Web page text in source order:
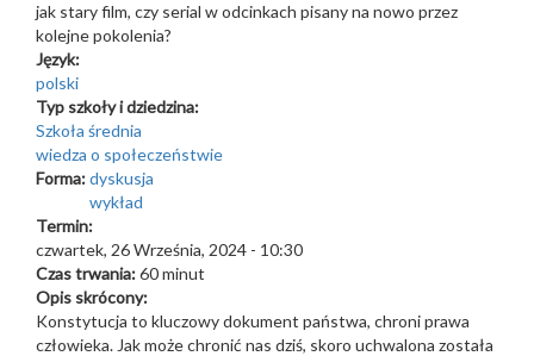
jak stary film, czy serial w odcinkach pisany na nowo przez
kolejne pokolenia?
Język:
polski
Typ szkoły i dziedzina:
Szkoła średnia
wiedza o społeczeństwie
Forma:dyskusja
wykład
Termin:
czwartek, 26 Września, 2024 - 10:30
Czas trwania:60 minut
Opis skrócony:
Konstytucja to kluczowy dokument państwa, chroni prawa
człowieka. Jak może chronić nas dziś, skoro uchwalona została